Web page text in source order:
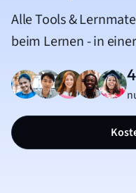
Alle Tools &
beim Lernen - in